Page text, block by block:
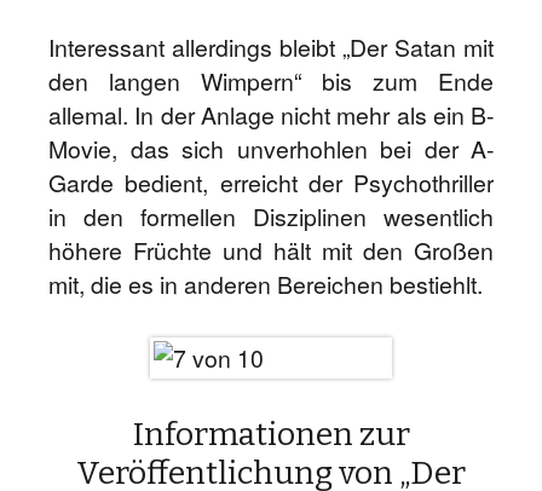
Interessant allerdings bleibt „Der Satan mit
den langen Wimpern“ bis zum Ende
allemal. In der Anlage nicht mehr als ein B-
Movie, das sich unverhohlen bei der A-
Garde bedient, erreicht der Psychothriller
in den formellen Disziplinen wesentlich
höhere Früchte und hält mit den Großen
mit, die es in anderen Bereichen bestiehlt.
Informationen zur
Veröffentlichung von „Der